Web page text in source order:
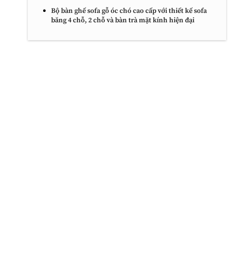
Bộ bàn ghế sofa gỗ óc chó cao cấp với thiết kế sofa
băng 4 chỗ, 2 chỗ và bàn trà mặt kính hiện đại